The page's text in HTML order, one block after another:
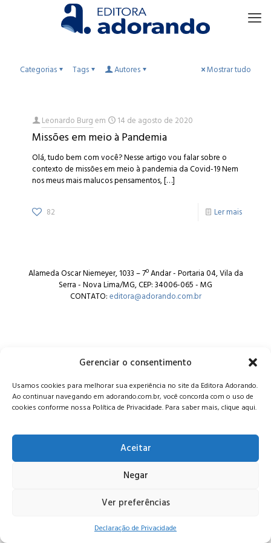
Gerenciar o consentimento
Usamos cookies para melhorar sua experiência no site da Editora Adorando.
Ao continuar navegando em adorando.com.br, você concorda com o uso de
cookies conforme nossa Política de Privacidade. Para saber mais, clique aqui.
Aceitar
Negar
Ver preferências
Declaração de Privacidade
Categorias Tags Autores Mostrar tudo
Leonardo Burgem 14 de agosto de 2020
Missões em meio à Pandemia
Olá, tudo bem com você? Nesse artigo vou falar sobre o
contexto de missões em meio à pandemia da Covid-19 Nem
nos meus mais malucos pensamentos,[…]
82 Ler mais
Alameda Oscar Niemeyer, 1033 – 7º Andar - Portaria 04, Vila da
Serra - Nova Lima/MG, CEP: 34006-065 - MG
CONTATO:editora@adorando.com.br
© Editora Adorando 2026. Todos os direitos reservados.
Consulte nossapolítica de privacidade.